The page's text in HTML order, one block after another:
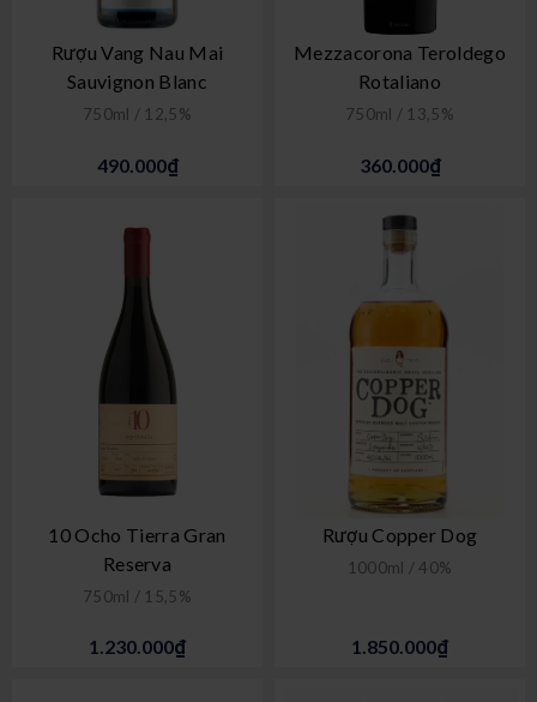
Rượu Vang Nau Mai
Sauvignon Blanc
750ml / 12,5%
490.000₫
Mezzacorona Teroldego
Rotaliano
750ml / 13,5%
360.000₫
10 Ocho Tierra Gran
Reserva
750ml / 15,5%
1.230.000₫
Rượu Copper Dog
1000ml / 40%
1.850.000₫